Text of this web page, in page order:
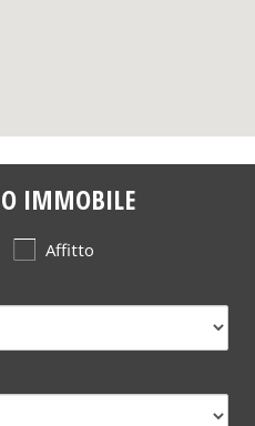
IMMOBILE
Affitto